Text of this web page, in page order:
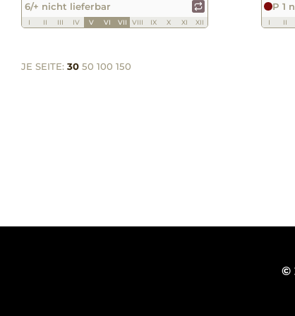
6/+ nicht lieferbar
I II III IV V VI VII VIII IX X XI XII
P 1
I II
JE SEITE: 30 50 100 150
©